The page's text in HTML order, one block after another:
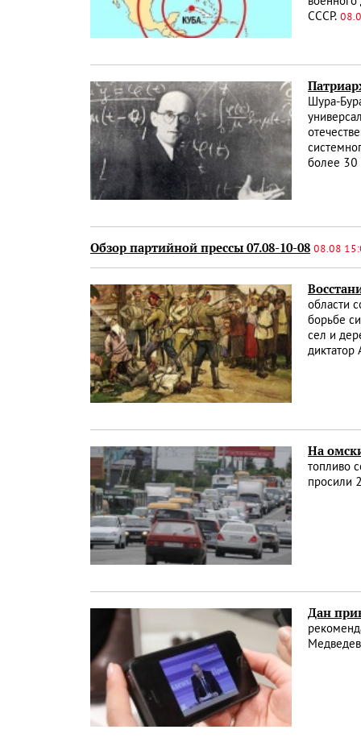
СССР.
Шура-
более 30
Обзор партийной прессы 07.08-10-08 08.08
области
борьбе
сел и
На
топливо
просили
Дан